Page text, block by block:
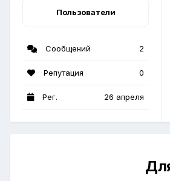
Пользователи
Сообщений 2
Репутация 0
Рег. 26 апреля